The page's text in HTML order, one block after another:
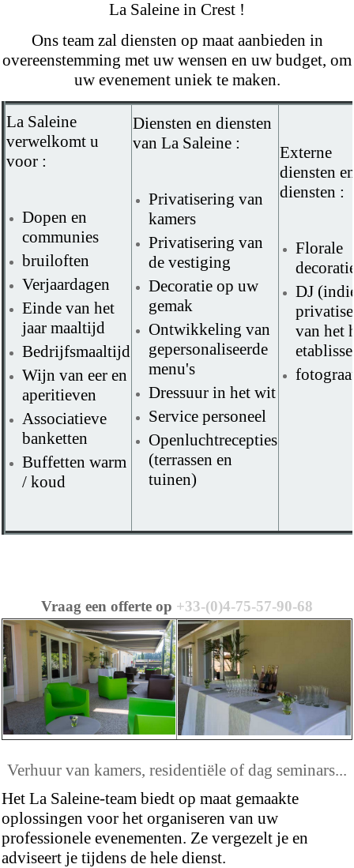
La Saleine in Crest !
Ons team zal diensten op maat aanbieden in
overeenstemming met uw wensen en uw budget, om
uw evenement uniek te maken.
La Saleine
verwelkomt u
voor :
Dopen en
communies
bruiloften
Verjaardagen
Einde van het
jaar maaltijd
Bedrijfsmaaltijd
Wijn van eer en
aperitieven
Associatieve
banketten
Buffetten warm
/ koud
Diensten en diensten
van La Saleine :
Privatisering van
kamers
Privatisering van
de vestiging
Decoratie op uw
gemak
Ontwikkeling van
gepersonaliseerde
menu's
Dressuur in het wit
Service personeel
Openluchtrecepties
(terrassen en
tuinen)
Externe
diensten
diensten :
Florale
DJ
van het
Vraag een offerte op +33-(0)4-75-57-90-68
Verhuur van kamers, residentiële of dag seminars...
Het La Saleine-team biedt op maat gemaakte
oplossingen voor het organiseren van uw
professionele evenementen. Ze vergezelt je en
adviseert je tijdens de hele dienst.